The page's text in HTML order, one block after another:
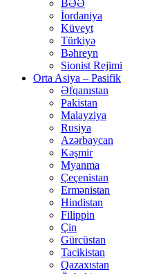
BƏƏ
İordaniya
Küveyt
Türkiyə
Bəhreyn
Sionist Rejimi
Orta Asiya – Pasifik
Əfqanıstan
Pakistan
Malayziya
Rusiya
Azərbaycan
Kəşmir
Myanma
Çeçenistan
Ermənistan
Hindistan
Filippin
Çin
Gürcüstan
Tacikistan
Qazaxıstan